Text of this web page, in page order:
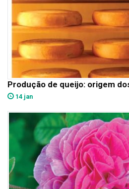
Produção de queijo: origem
14 jan